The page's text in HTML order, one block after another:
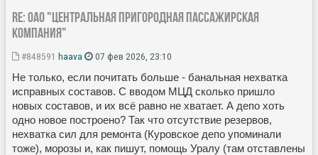
Re: ОАО "Центральная пригородная пассажирская
компания"
#848591 haava 07 фев 2026, 23:10
Не только, если почитать больше - банальная нехватка
исправных составов. С вводом МЦД сколько пришло
новых составов, и их всё равно не хватает. А депо хоть
одно новое построено? Так что отсутствие резервов,
нехватка сил для ремонта (Куровское депо упоминали
тоже), морозы и, как пишут, помощь Уралу (там отставлены